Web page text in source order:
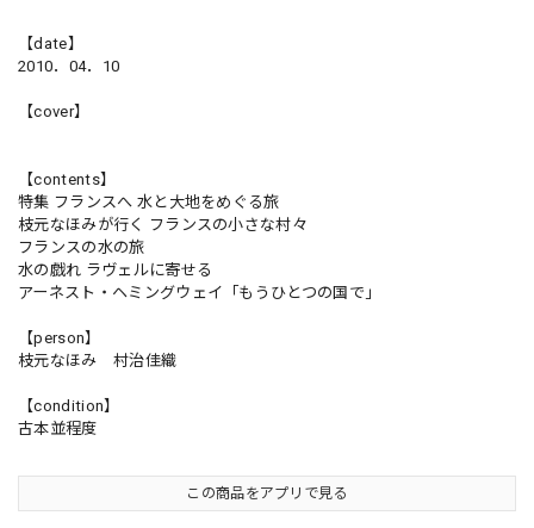
【date】
2010．04．10
【cover】
【contents】
特集 フランスへ 水と大地をめぐる旅
枝元なほみが行く フランスの小さな村々
フランスの水の旅
水の戯れ ラヴェルに寄せる
アーネスト・ヘミングウェイ「もうひとつの国で」
【person】
枝元なほみ 村治佳織
【condition】
古本並程度
この商品をアプリで見る